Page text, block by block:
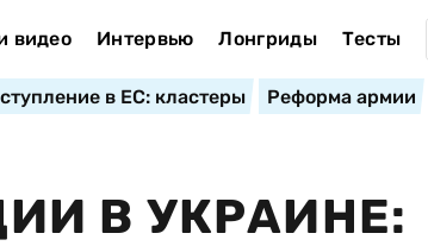
видео Интервью Лонгриды Тесты
в ЕС: кластеры Реформа армии
В УКРАИНЕ: